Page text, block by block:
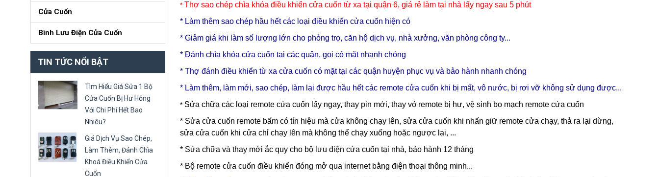
Cửa Cuốn
Bình Lưu Điện Cửa Cuốn
TIN TỨC NỔI BẬT
Tìm Hiểu Giá Sửa 1 Bộ
Cửa Cuốn Bị Hư Hỏng
Với Chi Phí Hết Bao
Nhiêu?
Giá Dịch Vụ Sao Chép,
Làm Thêm, Đánh Chìa
Khoá Điều Khiển Cửa
Cuốn
* Thợ sao chép chìa khóa điều khiển cửa cuốn từ xa tại quận 6, giá rẻ làm tại nhà lấy ngay sau 5 phút
* Làm thêm sao chép hầu hết các loại điều khiển cửa cuốn hiện có
* Giảm giá khi làm số lượng lớn cho phòng trọ, căn hộ dịch vụ, nhà xưởng, văn phòng công ty...
* Đánh chìa khóa cửa cuốn tại các quận, gọi có mặt nhanh chóng
* Thợ đánh điều khiển từ xa cửa cuốn có mặt tại các quận huyện phục vụ và bảo hành nhanh chóng
* Làm thêm, làm mới, sao chép, làm lại được hầu hết các remote cửa cuốn khi bị mất, vô nước, bị rơi vỡ không sử dụng được...
* Sửa chữa các loại remote cửa cuốn lấy ngay, thay pin mới, thay vỏ remote bị hư, vệ sinh bo mạch remote cửa cuốn
* Sửa cửa cuốn remote bấm có tín hiệu mà cửa không chạy lên, sửa cửa cuốn khi nhấn giữ remote cửa chạy, thả ra lại dừng,
sửa cửa cuốn khi cửa chỉ chạy lên mà không thể chạy xuống hoặc ngược lại, ...
* Sửa chữa và thay mới ắc quy cho bộ lưu điện cửa cuốn tại nhà, bảo hành 12 tháng
* Bộ remote cửa cuốn điều khiển đóng mở qua internet bằng điện thoại thông minh...